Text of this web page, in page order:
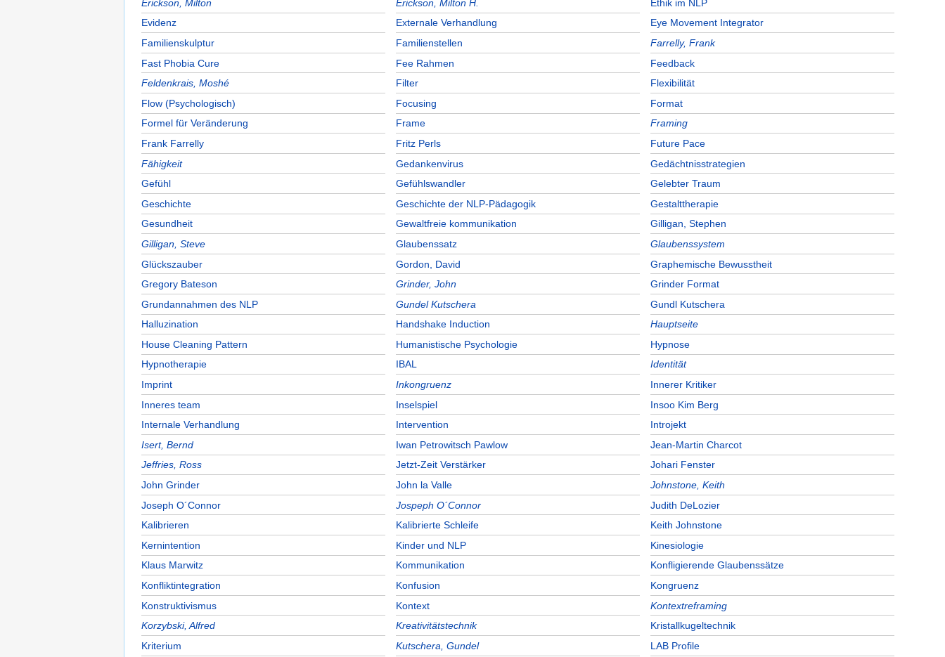
Erickson, Milton
Erickson, Milton H.
Ethik im NLP
Evidenz
Externale Verhandlung
Eye Movement Integrator
Familienskulptur
Familienstellen
Farrelly, Frank
Fast Phobia Cure
Fee Rahmen
Feedback
Feldenkrais, Moshé
Filter
Flexibilität
Flow (Psychologisch)
Focusing
Format
Formel für Veränderung
Frame
Framing
Frank Farrelly
Fritz Perls
Future Pace
Fähigkeit
Gedankenvirus
Gedächtnisstrategien
Gefühl
Gefühlswandler
Gelebter Traum
Geschichte
Geschichte der NLP-Pädagogik
Gestalttherapie
Gesundheit
Gewaltfreie kommunikation
Gilligan, Stephen
Gilligan, Steve
Glaubenssatz
Glaubenssystem
Glückszauber
Gordon, David
Graphemische Bewusstheit
Gregory Bateson
Grinder, John
Grinder Format
Grundannahmen des NLP
Gundel Kutschera
Gundl Kutschera
Halluzination
Handshake Induction
Hauptseite
House Cleaning Pattern
Humanistische Psychologie
Hypnose
Hypnotherapie
IBAL
Identität
Imprint
Inkongruenz
Innerer Kritiker
Inneres team
Inselspiel
Insoo Kim Berg
Internale Verhandlung
Intervention
Introjekt
Isert, Bernd
Iwan Petrowitsch Pawlow
Jean-Martin Charcot
Jeffries, Ross
Jetzt-Zeit Verstärker
Johari Fenster
John Grinder
John la Valle
Johnstone, Keith
Joseph O´Connor
Jospeph O´Connor
Judith DeLozier
Kalibrieren
Kalibrierte Schleife
Keith Johnstone
Kernintention
Kinder und NLP
Kinesiologie
Klaus Marwitz
Kommunikation
Konfligierende Glaubenssätze
Konfliktintegration
Konfusion
Kongruenz
Konstruktivismus
Kontext
Kontextreframing
Korzybski, Alfred
Kreativitätstechnik
Kristallkugeltechnik
Kriterium
Kutschera, Gundel
LAB Profile